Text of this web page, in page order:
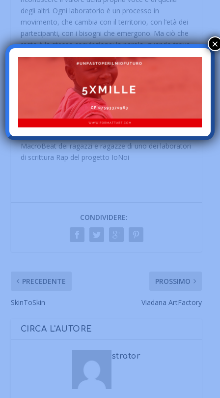
degli altri. Ogni laboratorio è un processo in
movimento, che cambia con il territorio, con l’età dei
partecipanti, con i bisogni che emergono. Ma ciò che
resta è la stessa convinzione: la parola, quando trova
ritmo, può trasformare lo sguardo su di sé e sul
Se vuoi attivare un laboratorio, collaborare o
semplicemente ricevere maggiori informazioni, puoi
rap.formattart@gmail.com
Nella foto un momento di registrazione in studio
MacroBeat dei ragazzi e ragazze di uno dei laboratori
di scrittura Rap del progetto IoNoi
CONDIVIDERE:
PRECEDENTE
SkinToSkin
PROSSIMO
Viadana ArtFactory
CIRCA L'AUTORE
strator
×